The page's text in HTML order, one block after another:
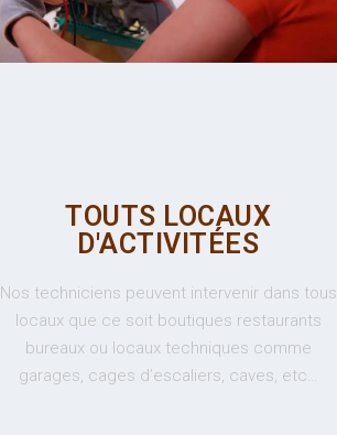
TOUTS LOCAUX
D'ACTIVITÉES
Nos techniciens peuvent intervenir dans tous
locaux que ce soit boutiques restaurants
bureaux ou locaux techniques comme
garages, cages d’escaliers, caves, etc…